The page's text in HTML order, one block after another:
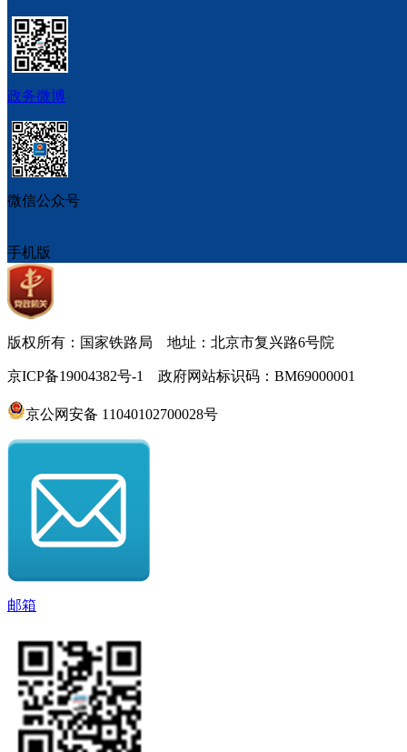
政务微博
微信公众号
手机版
版权所有：国家铁路局 地址：北京市复兴路6号院
京ICP备19004382号-1 政府网站标识码：BM69000001
京公网安备 11040102700028号
邮箱